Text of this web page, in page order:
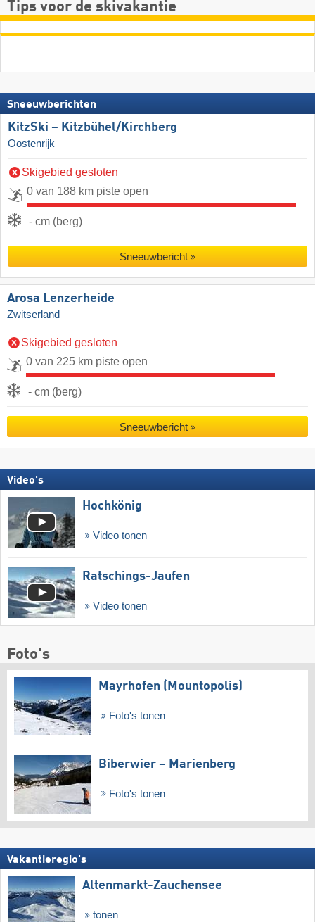
Tips voor de skivakantie
Sneeuwberichten
KitzSki – Kitzbühel/​Kirchberg
Oostenrijk
Skigebied gesloten
0 van 188 km piste open
- cm (berg)
Sneeuwbericht
Arosa Lenzerheide
Zwitserland
Skigebied gesloten
0 van 225 km piste open
- cm (berg)
Sneeuwbericht
Video's
Hochkönig
Video tonen
Ratschings-Jaufen
Video tonen
Foto's
Mayrhofen (Mountopolis)
Foto's tonen
Biberwier – Marienberg
Foto's tonen
Vakantieregio's
Altenmarkt-Zauchensee
tonen